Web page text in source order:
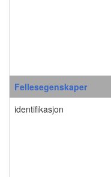
Fellesegenskaper
identifikasjon